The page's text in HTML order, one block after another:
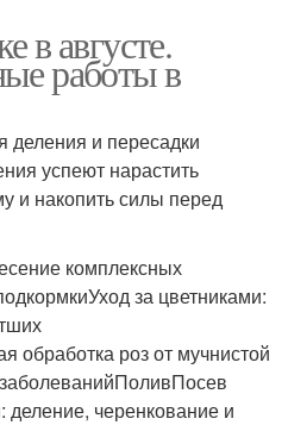
в августе.
работы в
деления и пересадки
успеют нарастить
и накопить силы перед
комплексных
за цветниками:
обработка роз от мучнистой
деление, черенкование и